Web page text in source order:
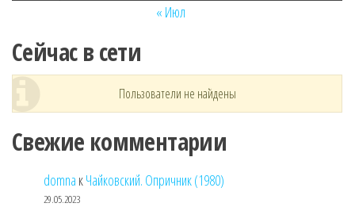
« Июл
Сейчас в сети
Пользователи не найдены
Свежие комментарии
domna кЧайковский. Опричник (1980)
29.05.2023